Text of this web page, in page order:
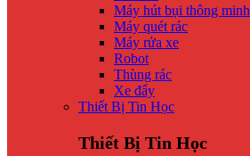
Máy hút bụi thông minh
Máy quét rác
Máy rửa xe
Robot
Thùng rác
Xe đẩy
Thiết Bị Tin Học
Thiết Bị Tin Học